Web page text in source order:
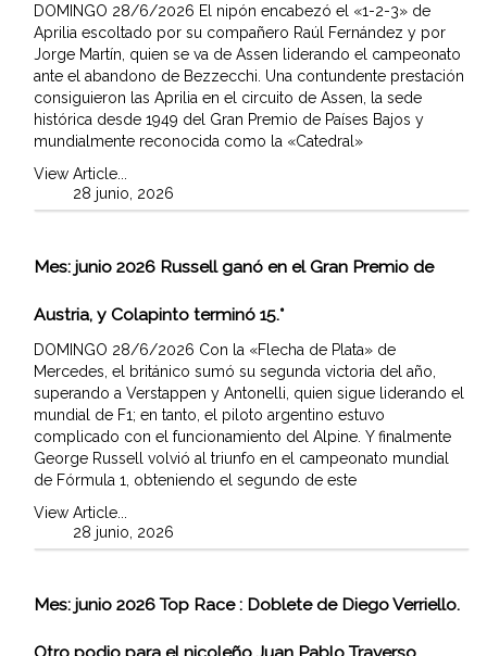
DOMINGO 28/6/2026 El nipón encabezó el «1-2-3» de
Aprilia escoltado por su compañero Raúl Fernández y por
Jorge Martín, quien se va de Assen liderando el campeonato
ante el abandono de Bezzecchi. Una contundente prestación
consiguieron las Aprilia en el circuito de Assen, la sede
histórica desde 1949 del Gran Premio de Países Bajos y
mundialmente reconocida como la «Catedral»
View Article...
28 junio, 2026
Mes: junio 2026 Russell ganó en el Gran Premio de
Austria, y Colapinto terminó 15.°
DOMINGO 28/6/2026 Con la «Flecha de Plata» de
Mercedes, el británico sumó su segunda victoria del año,
superando a Verstappen y Antonelli, quien sigue liderando el
mundial de F1; en tanto, el piloto argentino estuvo
complicado con el funcionamiento del Alpine. Y finalmente
George Russell volvió al triunfo en el campeonato mundial
de Fórmula 1, obteniendo el segundo de este
View Article...
28 junio, 2026
Mes: junio 2026 Top Race : Doblete de Diego Verriello.